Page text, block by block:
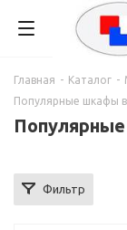
Главная - Каталог -
Популярные шкафы
Фильтр